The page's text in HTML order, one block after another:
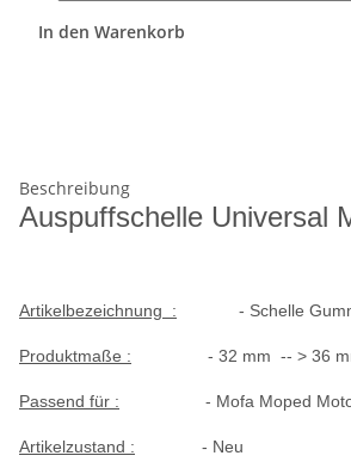
In den Warenkorb
Beschreibung
Auspuffschelle Universal
Artikelbezeichnung : - Schelle
Produktmaße : - 32 mm -- > 36
Passend für : - Mofa Moped
Artikelzustand : - Neu